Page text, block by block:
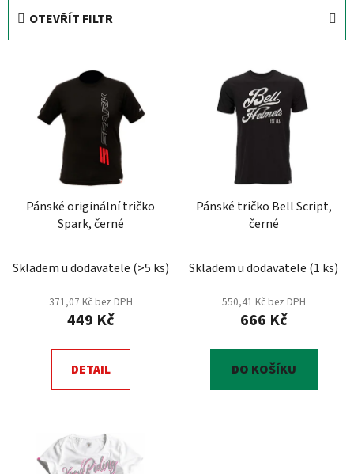
OTEVŘÍT FILTR
k
Pánské originální tričko
Spark, černé
Skladem u dodavatele (>5 ks)
371,07 Kč bez DPH
449 Kč
DETAIL
Pánské tričko Bell Script,
černé
Skladem u dodavatele (1 ks)
550,41 Kč bez DPH
666 Kč
DO KOŠÍKU